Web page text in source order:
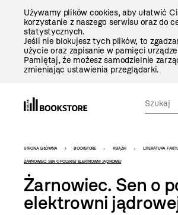
Używamy plików cookies, aby ułatwić Ci
korzystanie z naszego serwisu oraz do
statystycznych.
Jeśli nie blokujesz tych plików, to
użycie oraz zapisanie w pamięci
Pamiętaj, że możesz samodzielnie
zmieniając ustawienia przeglądarki.
Bookstore
-
szablon
szczegóły
STRONA GŁÓWNA BOOKSTORE KSIĄŻKI LITERATURA
ŻARNOWIEC. SEN O POLSKIEJ ELEKTROWNI JĄDROWEJ
Żarnowiec. Sen o
elektrowni